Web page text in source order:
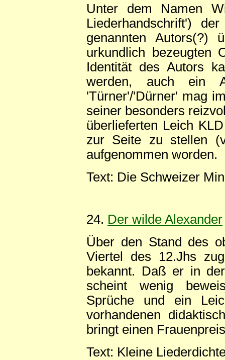
Unter dem Namen
Liederhandschrift')
genannten Autors(?)
urkundlich bezeugten
Identität des Autors
werden, auch ein
'Türner'/'Dürner' mag
seiner besonders
überlieferten Leich
zur Seite zu stellen
aufgenommen worden.
Text: Die Schweizer
24. Der wilde Alexander
Über den Stand des
Viertel des 12.Jhs
bekannt. Daß er in
scheint wenig
Sprüche und ein
vorhandenen
bringt einen
Text: Kleine